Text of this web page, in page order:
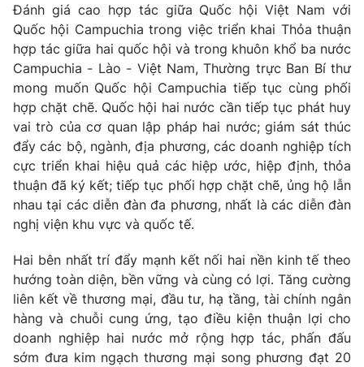
Đánh giá cao hợp tác giữa Quốc hội Việt Nam với
Quốc hội Campuchia trong việc triển khai Thỏa thuận
hợp tác giữa hai quốc hội và trong khuôn khổ ba nước
Campuchia - Lào - Việt Nam, Thường trực Ban Bí thư
mong muốn Quốc hội Campuchia tiếp tục cùng phối
hợp chặt chẽ. Quốc hội hai nước cần tiếp tục phát huy
vai trò của cơ quan lập pháp hai nước; giám sát thúc
đẩy các bộ, ngành, địa phương, các doanh nghiệp tích
cực triển khai hiệu quả các hiệp ước, hiệp định, thỏa
thuận đã ký kết; tiếp tục phối hợp chặt chẽ, ủng hộ lẫn
nhau tại các diễn đàn đa phương, nhất là các diễn đàn
nghị viện khu vực và quốc tế.
Hai bên nhất trí đẩy mạnh kết nối hai nền kinh tế theo
hướng toàn diện, bền vững và cùng có lợi. Tăng cường
liên kết về thương mại, đầu tư, hạ tầng, tài chính ngân
hàng và chuỗi cung ứng, tạo điều kiện thuận lợi cho
doanh nghiệp hai nước mở rộng hợp tác, phấn đấu
sớm đưa kim ngạch thương mại song phương đạt 20